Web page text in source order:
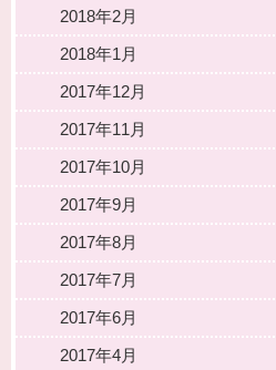
2018年2月
2018年1月
2017年12月
2017年11月
2017年10月
2017年9月
2017年8月
2017年7月
2017年6月
2017年4月